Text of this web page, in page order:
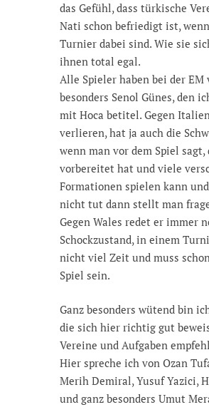
das Gefühl, dass türkische
Nati schon befriedigt ist,
Turnier dabei sind. Wie sie
ihnen total egal.
Alle Spieler haben bei der EM
besonders Senol Günes, den
mit Hoca betitel. Gegen
verlieren, hat ja auch die
wenn man vor dem Spiel sagt,
vorbereitet hat und viele
Formationen spielen kann
nicht tut dann stellt man
Gegen Wales redet er immer
Schockzustand, in einem
nicht viel Zeit und muss
Spiel sein.
Ganz besonders wütend bin
die sich hier richtig gut
Vereine und Aufgaben
Hier spreche ich von Ozan
Merih Demiral, Yusuf Yazici,
und ganz besonders Umut